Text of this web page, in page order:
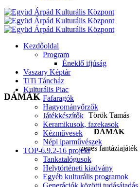
Kezdőoldal
Program
Éneklő ifjúság
Vaszary Képtár
TiTi Táncház
Kulturális Piac
Fafaragók
Hagyományőrzők
Játékkészítők
Keramikusok, fazekasok
Kézművesek
Népi iparművészek
TOP-6.9.2-16 projekt
Tankatalógusok
Helytörténeti kiadvány
Egyéb kulturális programok
Generációk közötti tudásátadás
DÁMÁK
Török Tamás
DÁMÁK
zenés fantáziajáték